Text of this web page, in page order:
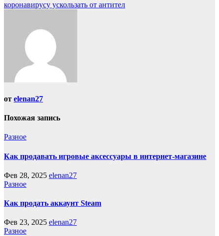
записям
коронавирусу ускользать от антител
от elenan27
Похожая запись
Разное
Как продавать игровые аксессуары в интернет-магазине
Фев 28, 2025 elenan27
Разное
Как продать аккаунт Steam
Фев 23, 2025 elenan27
Разное